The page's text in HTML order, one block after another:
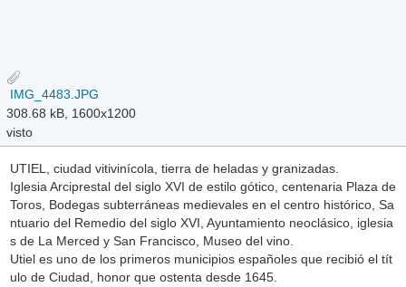
IMG_4483.JPG
308.68 kB, 1600x1200
visto
UTIEL, ciudad vitivinícola, tierra de heladas y granizadas.
Iglesia Arciprestal del siglo XVI de estilo gótico, centenaria Plaza de
Toros, Bodegas subterráneas medievales en el centro histórico, Sa
ntuario del Remedio del siglo XVI, Ayuntamiento neoclásico, iglesia
s de La Merced y San Francisco, Museo del vino.
Utiel es uno de los primeros municipios españoles que recibió el tít
ulo de Ciudad, honor que ostenta desde 1645.